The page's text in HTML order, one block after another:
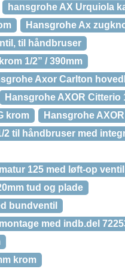
hansgrohe AX Urquiola
Hansgrohe Ax
til håndbruser
1/2” / 390mm
Axor Carlton
Hansgrohe AXOR
krom
Hansgrohe
2 til håndbruser med
125 med løft-op ventil
tud og plade
bundventil
med indb.del
krom